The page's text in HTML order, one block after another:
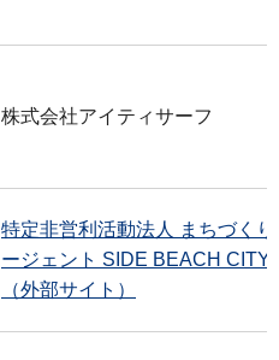
株式会社アイティサーフ
特定非営利活動法人 まちづくり
ージェント SIDE BEACH CITY.
（外部サイト）